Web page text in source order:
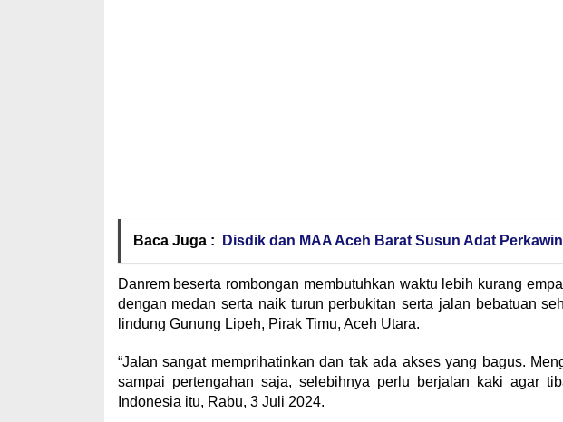
Baca Juga : Disdik dan MAA Aceh Barat Susun Adat
Danrem beserta rombongan membutuhkan waktu lebih kurang
dengan medan serta naik turun perbukitan serta jalan bebatuan
lindung Gunung Lipeh, Pirak Timu, Aceh Utara.
“Jalan sangat memprihatinkan dan tak ada akses yang bagus.
sampai pertengahan saja, selebihnya perlu berjalan kaki agar
Indonesia itu, Rabu, 3 Juli 2024.